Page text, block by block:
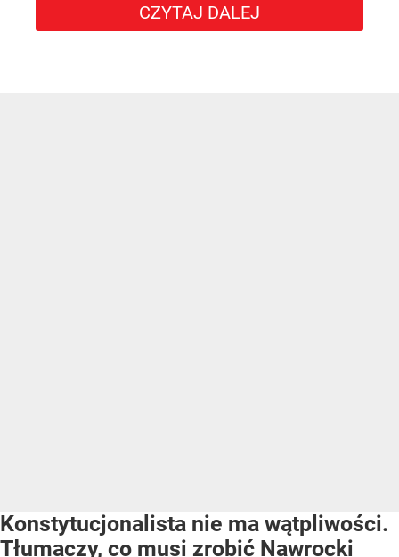
CZYTAJ DALEJ
Konstytucjonalista nie ma wątpliwości.
Tłumaczy, co musi zrobić Nawrocki